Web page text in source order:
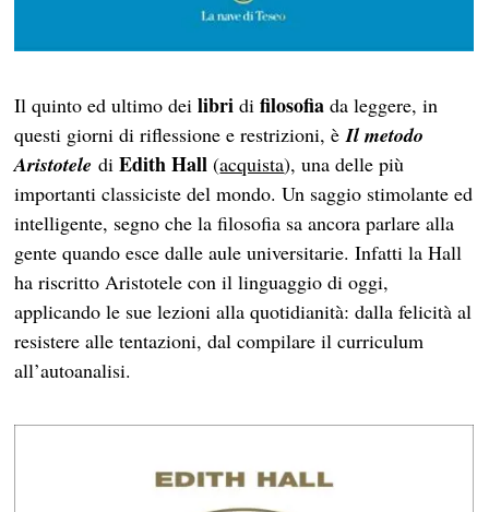
Il quinto ed ultimo deilibri difilosofia da leggere, in
questi giorni di riflessione e restrizioni, èIl metodo
Aristotele diEdith Hall (acquista), una delle più
importanti classiciste del mondo. Un saggio stimolante ed
intelligente, segno che la filosofia sa ancora parlare alla
gente quando esce dalle aule universitarie. Infatti la Hall
ha riscritto Aristotele con il linguaggio di oggi,
applicando le sue lezioni alla quotidianità: dalla felicità al
resistere alle tentazioni, dal compilare il curriculum
all’autoanalisi.